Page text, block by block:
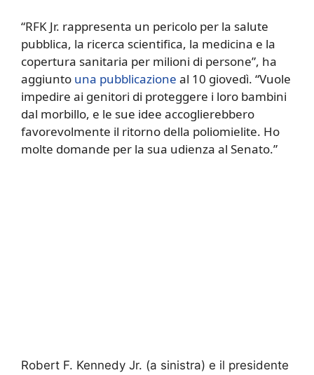
“RFK Jr. rappresenta un pericolo per la salute
pubblica, la ricerca scientifica, la medicina e la
copertura sanitaria per milioni di persone”, ha
aggiunto una pubblicazione al 10 giovedì. “Vuole
impedire ai genitori di proteggere i loro bambini
dal morbillo, e le sue idee accoglierebbero
favorevolmente il ritorno della poliomielite. Ho
molte domande per la sua udienza al Senato.”
Robert F. Kennedy Jr. (a sinistra) e il presidente